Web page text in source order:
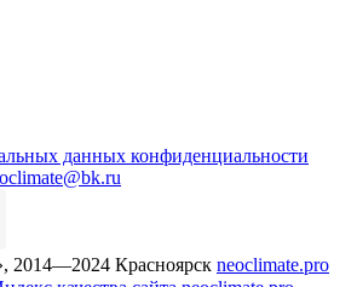
данных конфиденциальности
Красноярск neoclimate.pro